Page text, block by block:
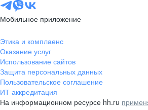
Мобильное приложение
Этика и комплаенс
Оказание услуг
Использование сайтов
Защита персональных данных
Пользовательское соглашение
ИТ аккредитация
На информационном ресурсе hh.ru